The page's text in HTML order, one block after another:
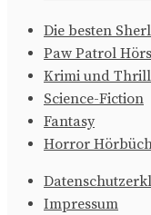
Die besten
Paw Patrol
Krimi und
Science-Fiction
Fantasy
Horror
Impressum